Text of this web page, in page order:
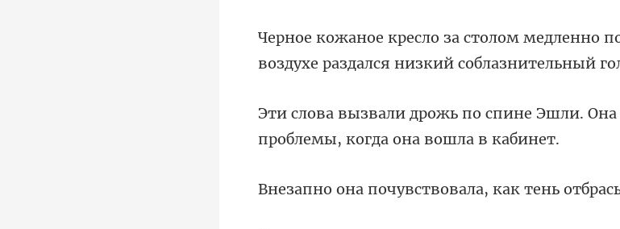
нно
воздухе
Эшли. Она
п
твовала, как тень о